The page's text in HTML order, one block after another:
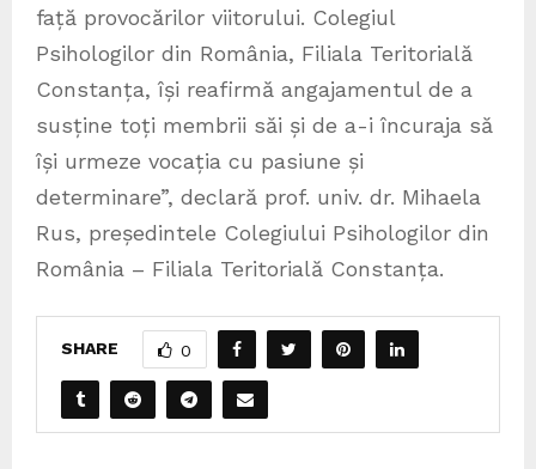
față provocărilor viitorului. Colegiul
Psihologilor din România, Filiala Teritorială
Constanța, își reafirmă angajamentul de a
susține toți membrii săi și de a-i încuraja să
își urmeze vocația cu pasiune și
determinare”, declară prof. univ. dr. Mihaela
Rus, președintele Colegiului Psihologilor din
România – Filiala Teritorială Constanța.
SHARE 0